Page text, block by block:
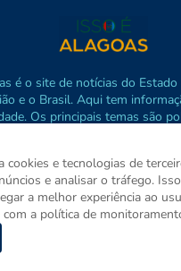
é o site de notícias do Estado
e o Brasil. Aqui tem
Os principais temas são
cookies e tecnologias de
e analisar o tráfego.
a melhor experiência ao
com a política de